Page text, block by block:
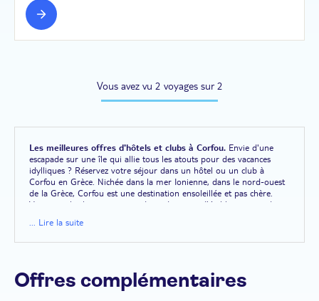
Vous avez vu 2 voyages sur 2
Les meilleures offres d'hôtels et clubs à Corfou. Envie d'une
escapade sur une île qui allie tous les atouts pour des vacances
idylliques ? Réservez votre séjour dans un hôtel ou un club à
Corfou en Grèce. Nichée dans la mer Ionienne, dans le nord-ouest
de la Grèce, Corfou est une destination ensoleillée et pas chère.
Vous avez le choix entre une demi-douzaine d'établissements de
accueillent pour une durée minimum de 8 jours et 7 nuits. Pour
Plusieurs gammes TUI sont représentées sur l'île, dont le
SPLASHWORLD Aqualand Resort. Dans la majorité des cas, vous
... Lire la suite
Offres complémentaires